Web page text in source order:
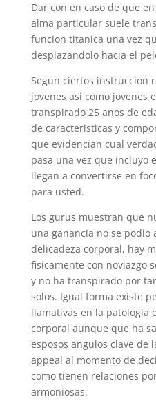
Dar con en caso de que
alma particular suele
funcion titanica una vez
desplazandolo hacia el
Segun ciertos instruccion
jovenes asi­ como jovenes
transpirado 25 anos de
de caracteristicas y
que evidencian cual
pasa una vez que incluyo
llegan a convertirse en
para usted.
Los gurus muestran que
una ganancia no se podio
delicadeza corporal, hay
fisicamente con noviazgo
y no ha transpirado por
solos. Igual forma existe
llamativas en la patologi­a
corporal aunque que ha
esposos angulos clave de
appeal al momento de
como tienen relaciones
armoniosas.